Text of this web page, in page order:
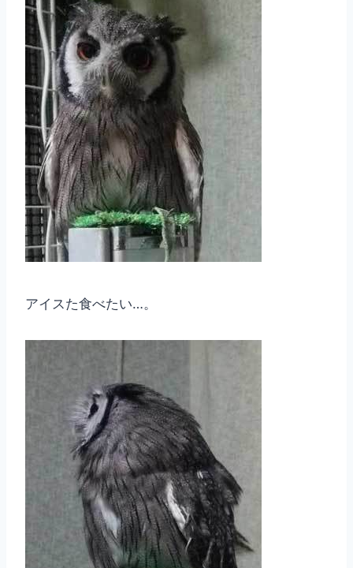
アイスた食べたい…。